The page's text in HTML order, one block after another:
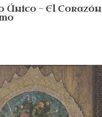
Único – El Corazón